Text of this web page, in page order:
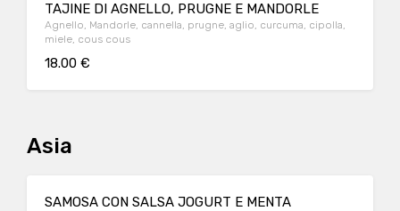
TAJINE DI AGNELLO, PRUGNE E MANDORLE
Agnello, Mandorle, cannella, prugne, aglio, curcuma, cipolla,
miele, cous cous
18.00 €
Asia
SAMOSA CON SALSA JOGURT E MENTA